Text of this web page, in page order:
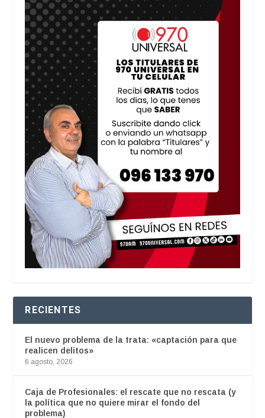
RECIENTES
El nuevo problema de la trata: «captación para que
realicen delitos»
6 agosto, 2026
Caja de Profesionales: el rescate que no rescata (y
la política que no quiere mirar el fondo del
problema)